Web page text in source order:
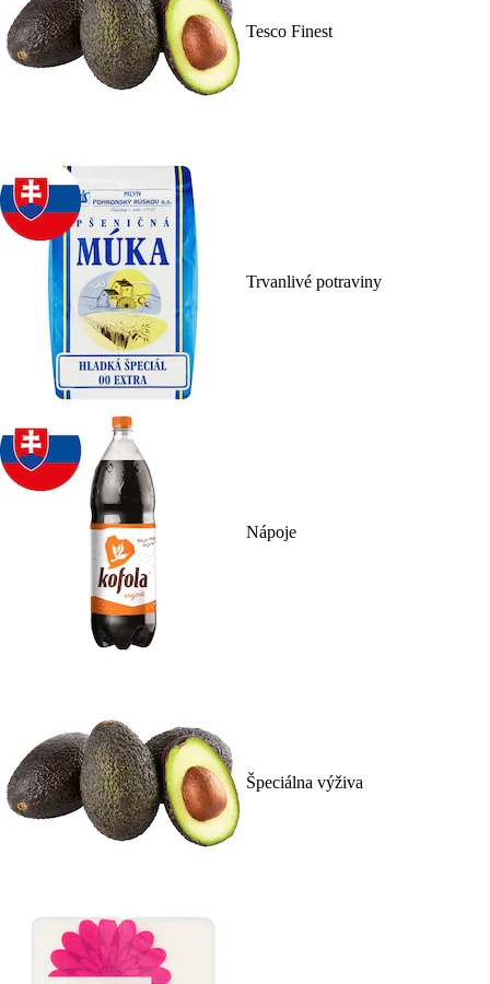
Tesco Finest
Trvanlivé potraviny
Nápoje
Špeciálna výživa